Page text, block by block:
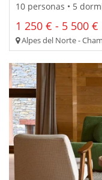
10 personas • 5
1 250 € - 5 500 €
Alpes del Norte -